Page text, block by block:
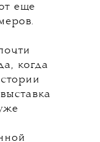
еще
когда